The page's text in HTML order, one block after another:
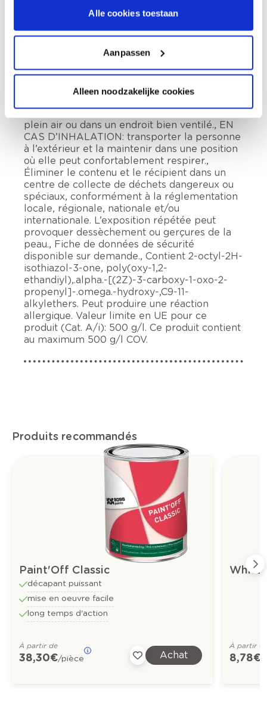
Alle cookies toestaan
Aanpassen
Alleen noodzakelijke cookies
et vapeurs inflammables., Peut provoquer
somnolence ou vertiges., Toxique pour les
néfastes à long terme. Tenir hors de portée
surfaces chaudes, des étincelles, des flammes
nues et de toute autre source d’inflammation.
plein air ou dans un endroit bien ventilé., EN
CAS D’INHALATION: transporter la personne
à l’extérieur et la maintenir dans une position
où elle peut confortablement respirer.,
Éliminer le contenu et le récipient dans un
centre de collecte de déchets dangereux ou
spéciaux, conformément à la réglementation
locale, régionale, nationale et/ou
internationale. L’exposition répétée peut
provoquer dessèchement ou gerçures de la
peau., Fiche de données de sécurité
disponible sur demande., Contient 2-octyl-2H-
isothiazol-3-one, poly(oxy-1,2-
ethandiyl),.alpha.-[(2Z)-3-carboxy-1-oxo-2-
propenyl]-.omega.-hydroxy-,C9-11-
alkylethers. Peut produire une réaction
allergique. Valeur limite en UE pour ce
produit (Cat. A/i): 500 g/l. Ce produit contient
au maximum 500 g/l COV.
Produits recommandés
Paint'Off Classic
décapant puissant
mise en oeuvre facile
long temps d'action
À partir de
38,30 €/pièce Achat
White
À partir
8,78 €